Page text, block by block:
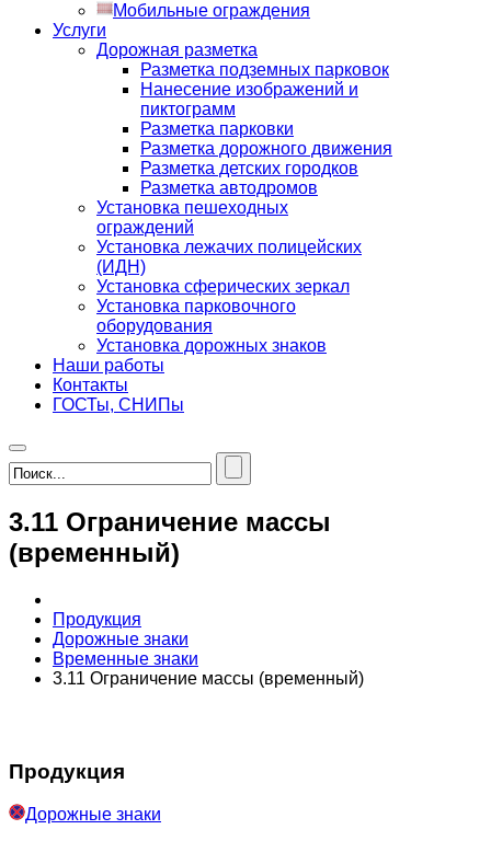
Мобильные ограждения
Услуги
Дорожная разметка
Разметка подземных парковок
Нанесение изображений и
пиктограмм
Разметка парковки
Разметка дорожного движения
Разметка детских городков
Разметка автодромов
Установка пешеходных
ограждений
Установка лежачих полицейских
(ИДН)
Установка сферических зеркал
Установка парковочного
оборудования
Установка дорожных знаков
Наши работы
Контакты
ГОСТы, СНИПы
3.11 Ограничение массы
(временный)
Продукция
Дорожные знаки
Временные знаки
3.11 Ограничение массы (временный)
Продукция
Дорожные знаки